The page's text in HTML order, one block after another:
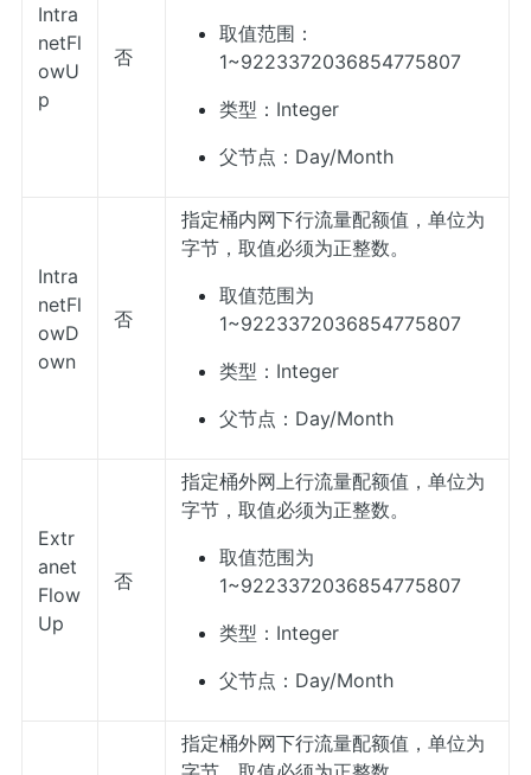
Intra
netFl
owU
p
否
取值范围：
1~9223372036854775807
类型：Integer
父节点：Day/Month
Intra
netFl
owD
own
否
指定桶内网下行流量配额值，单位为
字节，取值必须为正整数。
取值范围为
1~9223372036854775807
类型：Integer
父节点：Day/Month
Extr
anet
Flow
Up
否
指定桶外网上行流量配额值，单位为
字节，取值必须为正整数。
取值范围为
1~9223372036854775807
类型：Integer
父节点：Day/Month
指定桶外网下行流量配额值，单位为